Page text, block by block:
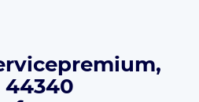
44340